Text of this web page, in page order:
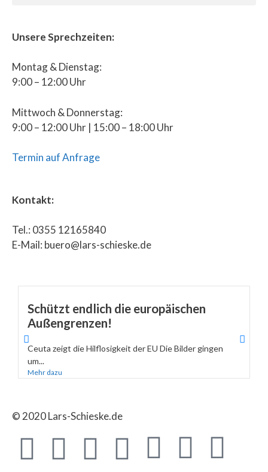
Unsere Sprechzeiten:
Montag & Dienstag:
9:00 – 12:00 Uhr
Mittwoch & Donnerstag:
9:00 – 12:00 Uhr | 15:00 – 18:00 Uhr
Termin auf Anfrage
Kontakt:
Tel.: 0355 12165840
E-Mail: buero@lars-schieske.de
Schützt endlich die europäischen
Außengrenzen!
Ceuta zeigt die Hilflosigkeit der EU Die Bilder gingen
um...
Mehr dazu
© 2020 Lars-Schieske.de